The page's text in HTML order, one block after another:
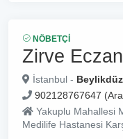
NÖBETÇI
Zirve
İstanbul -
902128767647
Yakuplu Mahallesi
Medilife Hastanesi